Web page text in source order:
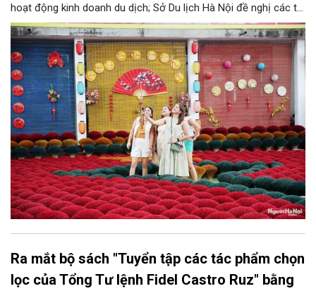
hoạt động kinh doanh du dịch; Sở Du lịch Hà Nội đề nghị các tổ
chức, đơn vị, doanh nghiệp kinh doanh dịch vụ lữ hành trên địa
bàn thành phố thực hiện một số nội dung quan trọng. Qua đó
góp phần thực hiện thắng lợi các mục tiêu phát triển du lịch Hà
Nội năm 2026 và giai đoạn tiếp theo.
Ra mắt bộ sách "Tuyển tập các tác phẩm chọn
lọc của Tổng Tư lệnh Fidel Castro Ruz" bằng